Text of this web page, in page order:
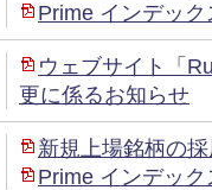
Prime インデッ
ウェブサイト「
更に係るお知らせ
新規上場銘柄の
Prime インデッ